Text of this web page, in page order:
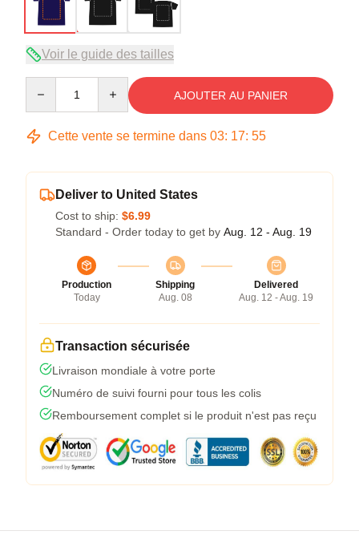
Voir le guide des tailles
AJOUTER AU PANIER
Cette vente se termine dans 03: 17: 54
Deliver to United States
Cost to ship: $6.99
Standard - Order today to get by Aug. 12 - Aug. 19
Production
Today
Shipping
Aug. 08
Delivered
Aug. 12 - Aug. 19
Transaction sécurisée
Livraison mondiale à votre porte
Numéro de suivi fourni pour tous les colis
Remboursement complet si le produit n'est pas reçu